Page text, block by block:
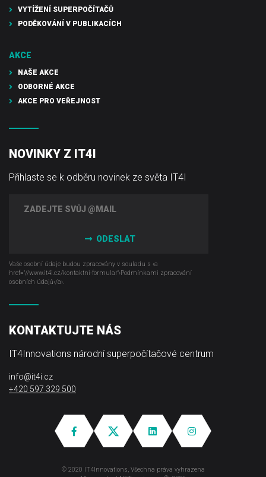
VYTÍŽENÍ SUPERPOČÍTAČŮ
PODĚKOVÁNÍ V PUBLIKACÍCH
AKCE
NAŠE AKCE
ODBORNÉ AKCE
AKCE PRO VEŘEJNOST
KONTAKTUJTE NÁS
IT4Innovations národní superpočítačové centrum
info@it4i.cz
+420 597 329 500
© 2020 IT4Innovations, Všechna práva vyhrazena
NOVINKY Z IT4I
Přihlaste se k odběru novinek ze světa IT4I
ODESLAT
Vaše osobní údaje budou zpracovány v souladu s ‹a
href="//www.it4i­.cz/kontaktni-formular"›Podmínkami zpracování
osobních údajů‹/a›.